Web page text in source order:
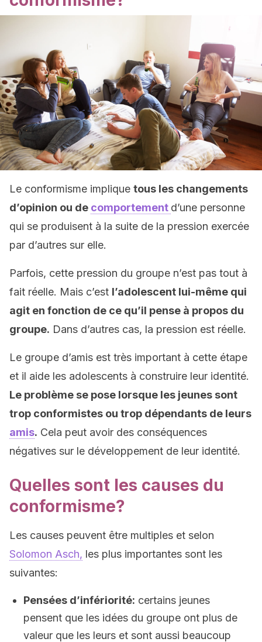
Le conformisme implique tous les changements
d’opinion ou de comportement d’une personne
qui se produisent à la suite de la pression exercée
par d’autres sur elle.
Parfois, cette pression du groupe n’est pas tout à
fait réelle. Mais c’est l’adolescent lui-même qui
agit en fonction de ce qu’il pense à propos du
groupe. Dans d’autres cas, la pression est réelle.
Le groupe d’amis est très important à cette étape
et il aide les adolescents à construire leur identité.
Le problème se pose lorsque les jeunes sont
trop conformistes ou trop dépendants de leurs
amis. Cela peut avoir des conséquences
négatives sur le développement de leur identité.
Quelles sont les causes du
conformisme?
Les causes peuvent être multiples et selon
Solomon Asch, les plus importantes sont les
suivantes:
Pensées d’infériorité: certains jeunes
pensent que les idées du groupe ont plus de
valeur que les leurs et sont aussi beaucoup